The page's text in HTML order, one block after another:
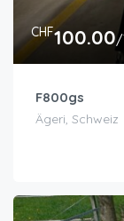
CHF100.00/
F800gs
Ägeri, Schweiz